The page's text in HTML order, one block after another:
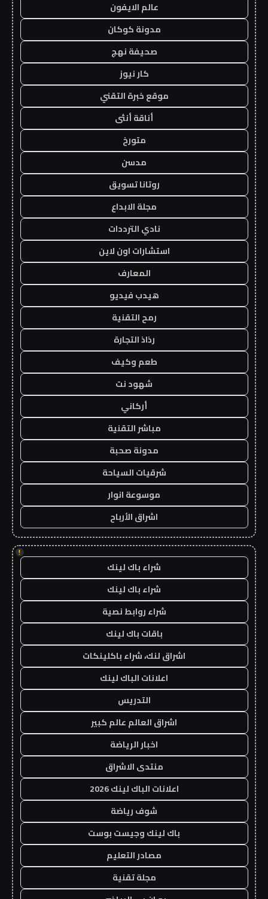
عالم الايفون
مدونة كوكان
صحيفة نهج
كار نيوز
موقع خبرة التقني
أناقة أنثى
متورخ
مدسن
روتانا تسويق
مجلة الابداع
نادي الترددات
استشارات اون لاين
المعارف
هيدب فيديو
رمح التقنية
رذاذ التجارة
طعم وكيف
شهود نت
أركاني
مباشر التقنية
مدونة صحبة
شرقيات السياحة
موسوعة انوار
اشراق الأرباح
!
شراء باك لينك
شراء باك لينك
شراء روابط نصية
باقات باك لينك
اشراق لنك، شراء باكلينكات
اعلانات الباك لينك
التدريس
اشراق العالم عالم كبير
اخبار الرياضة
منتدى الاشراق
اعلانات الباك لينك 2026
شوف رياضة
باك لينك وجيست بوست
مصادر التعليم
مجلة تقنية